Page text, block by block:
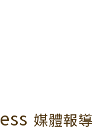
媒體報導